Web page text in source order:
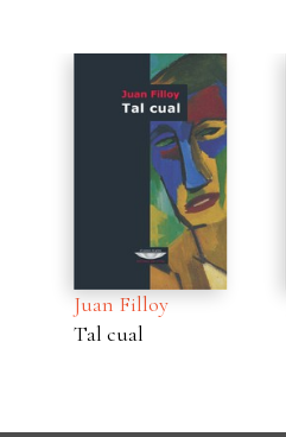
Juan Filloy
Tal cual